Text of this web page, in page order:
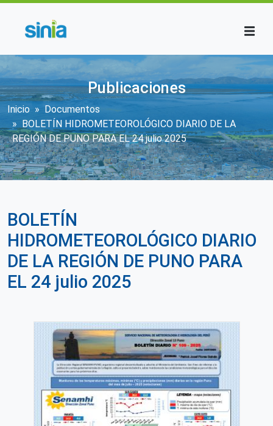
Publicaciones
Sobrescribir enlaces de ayuda a la
Inicio
Documentos
BOLETÍN HIDROMETEOROLÓGICO DIARIO DE LA
REGIÓN DE PUNO PARA EL 24 julio 2025
BOLETÍN
HIDROMETEOROLÓGICO DIARIO
DE LA REGIÓN DE PUNO PARA
EL 24 julio 2025